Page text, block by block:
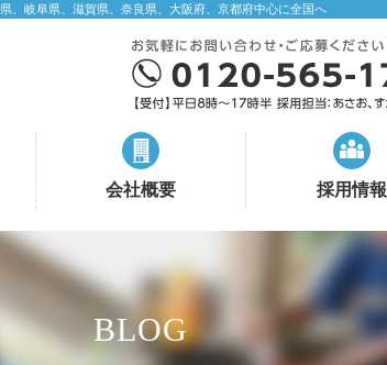
、岐阜県、滋賀県、奈良県、大阪府、京都府中心に全国へ
会社概要 採用情報
BLOG